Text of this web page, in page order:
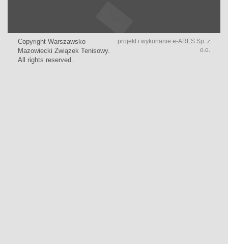
Copyright Warszawsko
Mazowiecki Związek Tenisowy.
All rights reserved.
projekt i wykonanie e-ARES Sp. z
o.o.